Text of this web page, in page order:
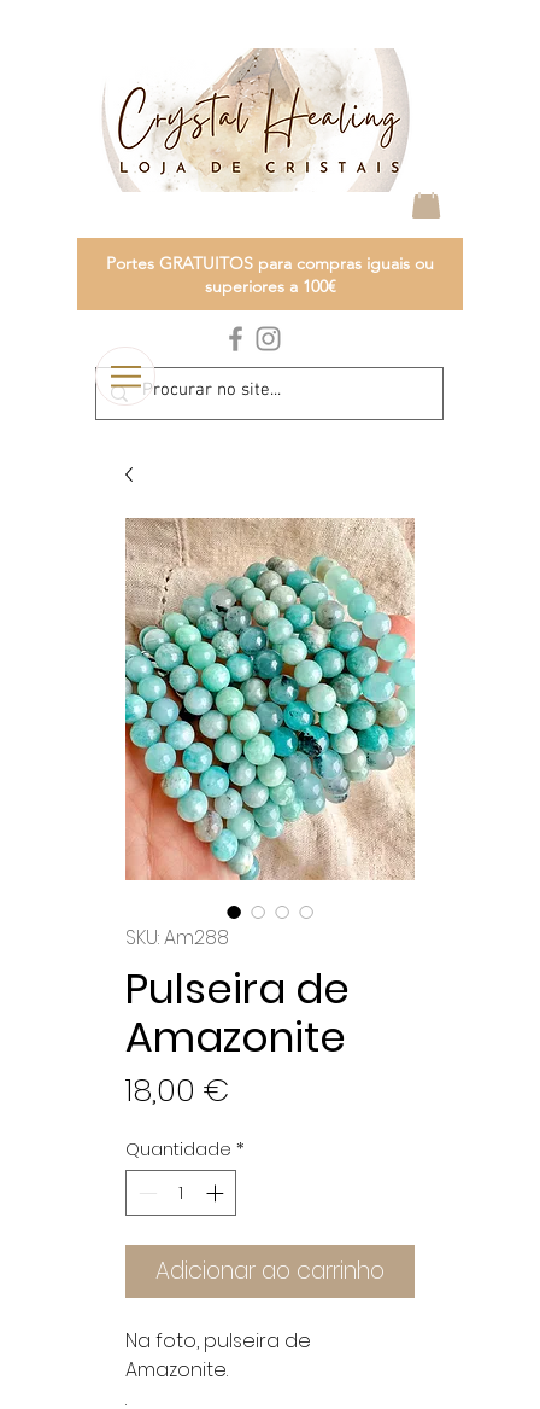
Portes GRATUITOS para compras iguais ou
superiores a 100€
SKU: Am288
Pulseira de
Amazonite
18,00 €
Quantidade *
Adicionar ao carrinho
Na foto, pulseira de
Amazonite.
.